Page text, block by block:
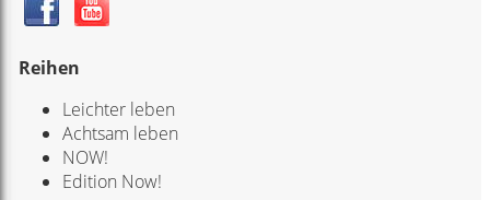
Reihen
Leichter leben
Achtsam leben
NOW!
Edition Now!